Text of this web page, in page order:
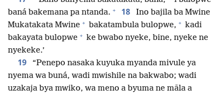
baná bakemana pa ntanda. + 18
Ino bajila ba Mwine
Mukatakata Mwine + bakatambula bulopwe, + kadi
bakayata bulopwe + ke bwabo nyeke, bine, nyeke ne
nyekeke.’
19
“Penepo nasaka kuyuka myanda mivule ya
nyema wa buná, wadi mwishile na bakwabo; wadi
uzakaja bya mwiko, wa meno a byuma ne māla a